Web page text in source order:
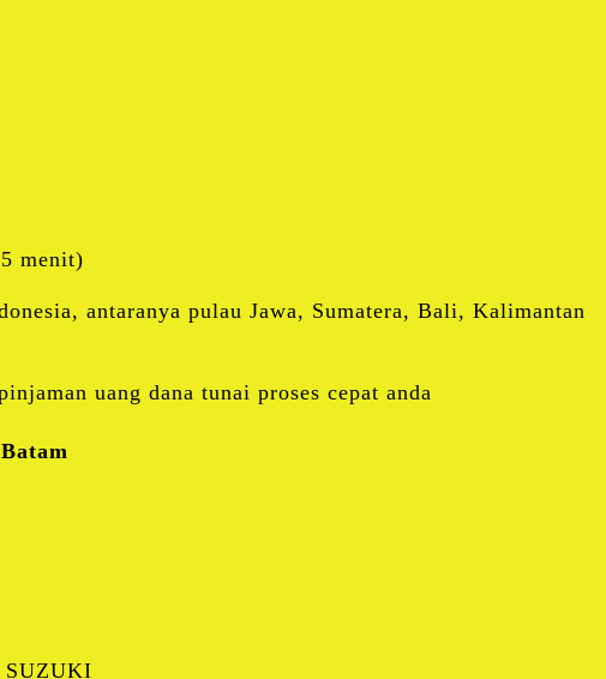
menit)
antaranya pulau Jawa, Sumatera, Bali, Kalimantan
uang dana tunai proses cepat anda
SUZUKI